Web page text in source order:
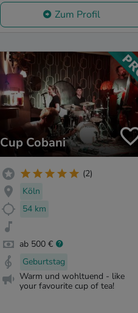
Zum Profil
Cup Cobani
(2)
Köln
54 km
ab 500 €
Geburtstag
Warm und wohltuend - like
your favourite cup of tea!